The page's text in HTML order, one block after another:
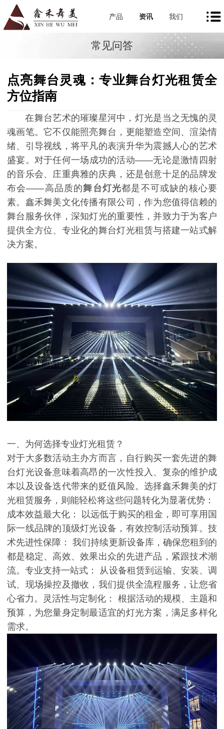
产品 资讯 我们
常见问答
点亮舞台灵魂：专业舞台灯光租赁全
方位指南
在舞台艺术的璀璨星河中，灯光是当之无愧的灵
魂画笔。它不仅能照亮舞台，更能塑造空间、渲染情
绪、引导视线，将平凡的表演升华为震撼人心的艺术
盛宴。对于任何一场成功的活动——无论是激情四射
的音乐会、庄重典雅的庆典，还是创意十足的品牌发
布会——高品质的舞台灯光都是不可或缺的核心要
素。鑫禾舞美文化传播有限公司，作为您值得信赖的
舞台服务伙伴，深知灯光的重要性，并致力于为客户
提供全方位、专业化的舞台灯光租赁与搭建一站式解
决方案。
一、为何选择专业灯光租赁？
对于大多数活动主办方而言，自行购买一套先进的舞
台灯光设备意味着高昂的一次性投入、复杂的维护成
本以及设备迭代带来的贬值风险。选择鑫禾舞美的灯
光租赁服务，则能轻松将这些问题转化为显著优势：
成本效益最大化： 以远低于购买的租金，即可享用国
际一线品牌的顶级灯光设备，有效控制活动预算。技
术先进性保障： 我们持续更新设备库，确保您租到的
都是稳定、高效、效果出众的先进产品，紧跟技术潮
流。专业支持一站式： 从设备租赁到运输、安装、调
试、现场操控及撤收，我们提供全流程服务，让您省
心省力。灵活性与定制化： 根据活动的规模、主题和
预算，为您量身定制最适宜的灯光方案，满足多样化
需求。